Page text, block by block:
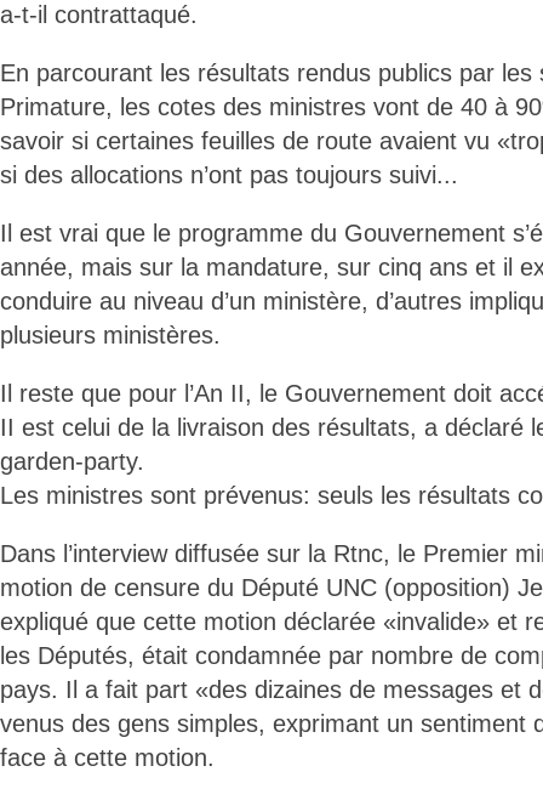
a-t-il contrattaqué.
En parcourant les résultats rendus publics par les
Primature, les cotes des ministres vont de 40 à
savoir si certaines feuilles de route avaient vu
si des allocations n’ont pas toujours suivi...
Il est vrai que le programme du Gouvernement
année, mais sur la mandature, sur cinq ans et il
conduire au niveau d’un ministère, d’autres
plusieurs ministères.
Il reste que pour l’An II, le Gouvernement doit
II est celui de la livraison des résultats, a déclaré
garden-party.
Les ministres sont prévenus: seuls les résultats
Dans l’interview diffusée sur la Rtnc, le Premier
motion de censure du Député UNC (opposition)
expliqué que cette motion déclarée «invalide» et
les Députés, était condamnée par nombre de
pays. Il a fait part «des dizaines de messages et
venus des gens simples, exprimant un sentiment
face à cette motion.